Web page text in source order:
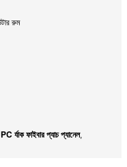
রুম
র্যাক ফাইবার প্যাচ প্যানেল,